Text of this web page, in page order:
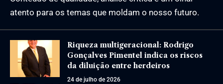
atento para os temas que moldam o nosso futuro.
Riqueza multigeracional: Rodrigo
Gonçalves Pimentel indica os riscos
da diluição entre herdeiros
24 de julho de 2026